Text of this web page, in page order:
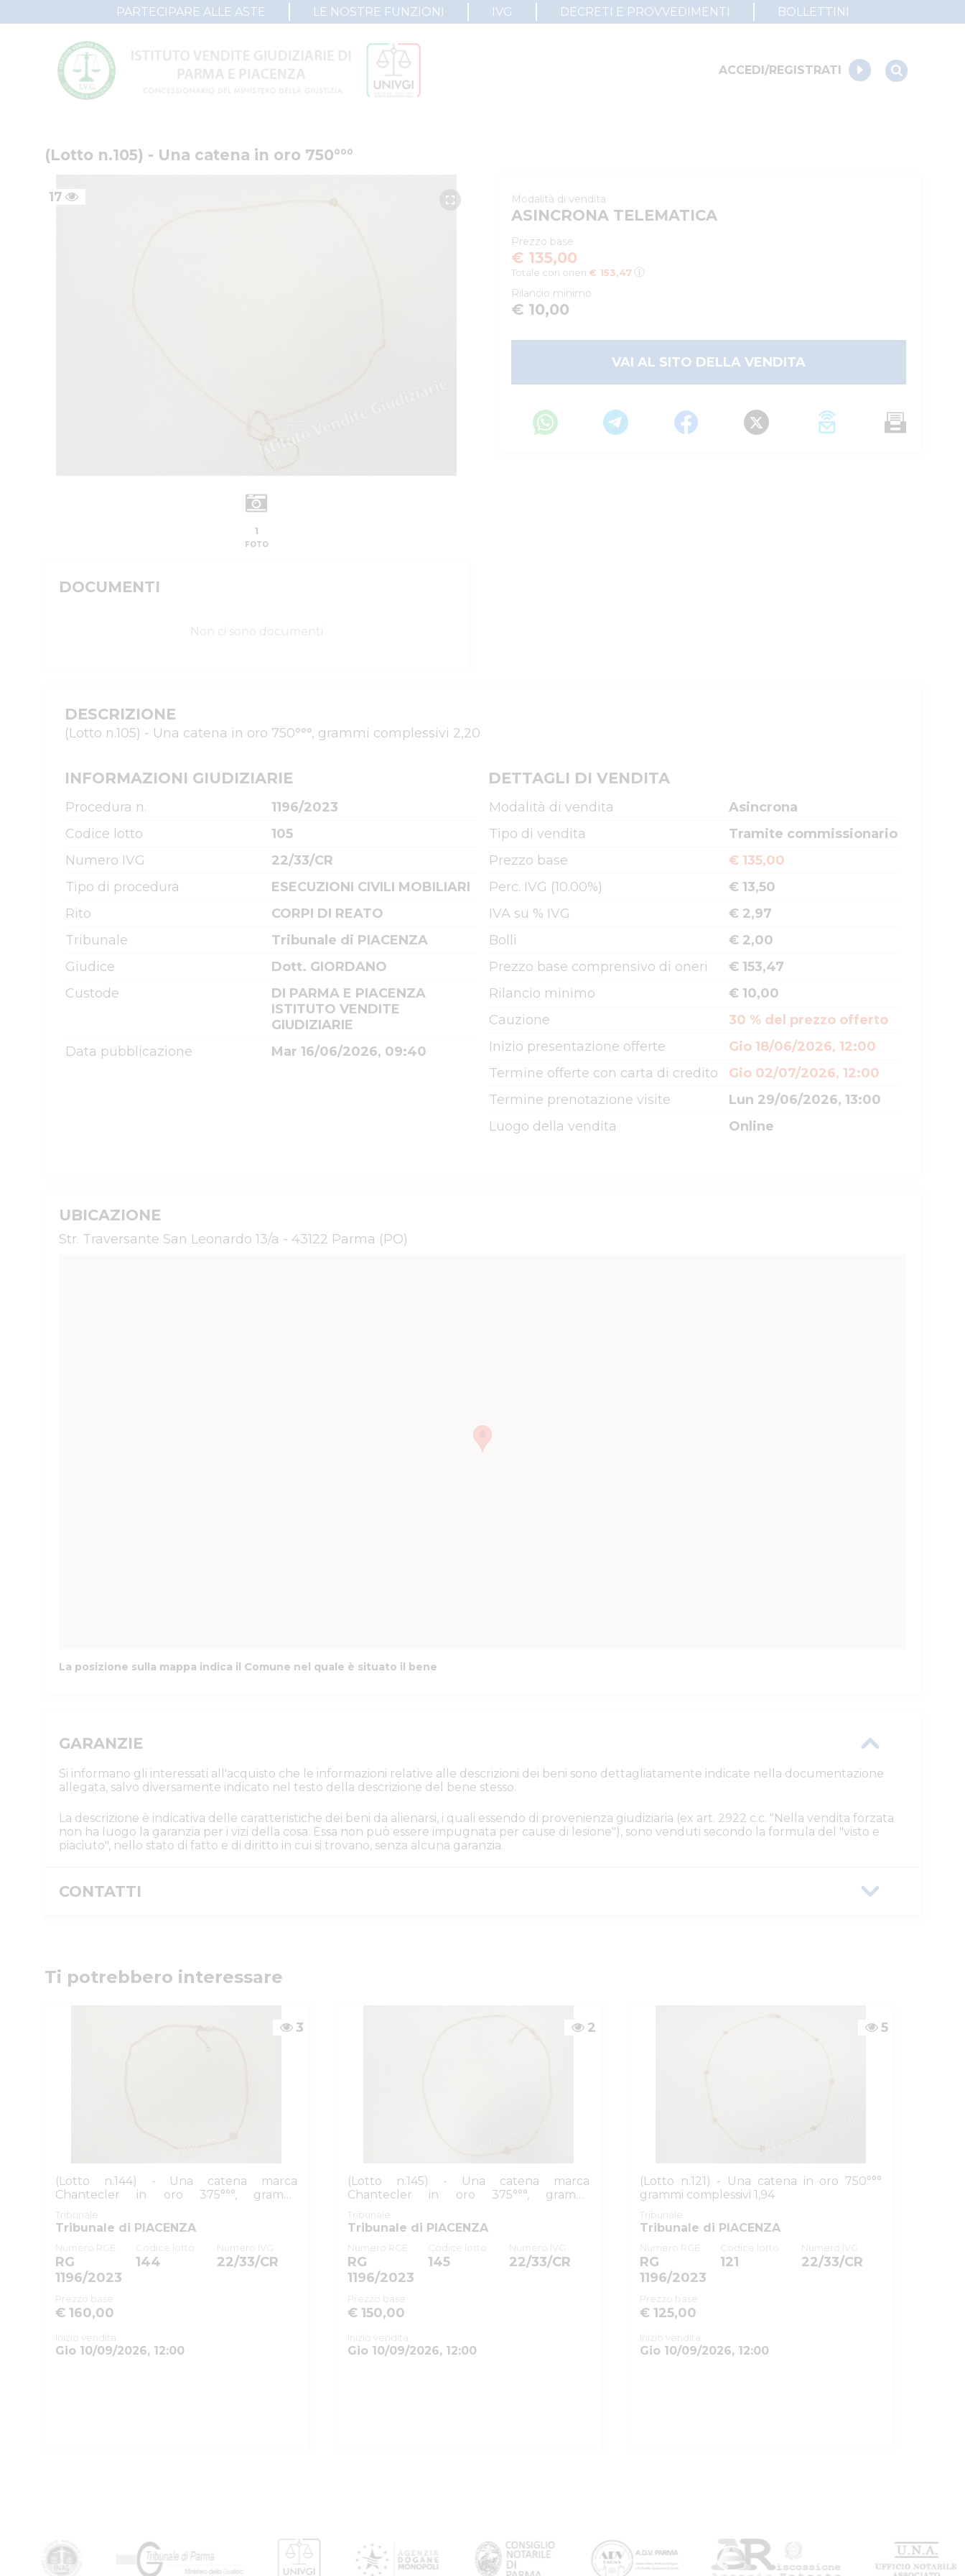
PARTECIPARE ALLE ASTE LE NOSTRE FUNZIONI IVG DECRETI E PROVVEDIMENTI BOLLETTINI
ACCEDI/REGISTRATI
(Lotto n.105) - Una catena in oro 750°°°
17
1
FOTO
DOCUMENTI
Non ci sono documenti
Modalità di vendita
ASINCRONA TELEMATICA
Prezzo base
€ 135,00
Totale con oneri:€ 153,47
Rilancio minimo
€ 10,00
VAI AL SITO DELLA VENDITA
DESCRIZIONE
(Lotto n.105) - Una catena in oro 750°°°, grammi complessivi 2,20
INFORMAZIONI GIUDIZIARIE
Procedura n.
1196/2023
Codice lotto
105
Numero IVG
22/33/CR
Tipo di procedura
ESECUZIONI CIVILI MOBILIARI
Rito
CORPI DI REATO
Tribunale
Tribunale di PIACENZA
Giudice
Dott. GIORDANO
Custode
DI PARMA E PIACENZA
ISTITUTO VENDITE
GIUDIZIARIE
Data pubblicazione
Mar 16/06/2026, 09:40
DETTAGLI DI VENDITA
Modalità di vendita
Asincrona
Tipo di vendita
Tramite commissionario
Prezzo base
€ 135,00
Perc. IVG (10.00%)
€ 13,50
IVA su % IVG
€ 2,97
Bolli
€ 2,00
Prezzo base comprensivo di oneri
€ 153,47
Rilancio minimo
€ 10,00
Cauzione
30 % del prezzo offerto
Inizio presentazione offerte
Gio 18/06/2026, 12:00
Termine offerte con carta di credito
Gio 02/07/2026, 12:00
Termine prenotazione visite
Lun 29/06/2026, 13:00
Luogo della vendita
Online
UBICAZIONE
Str. Traversante San Leonardo 13/a - 43122 Parma (PO)
La posizione sulla mappa indica il Comune nel quale è situato il bene
GARANZIE
Si informano gli interessati all'acquisto che le informazioni relative alle descrizioni dei beni sono dettagliatamente indicate nella documentazione
allegata, salvo diversamente indicato nel testo della descrizione del bene stesso.
La descrizione è indicativa delle caratteristiche dei beni da alienarsi, i quali essendo di provenienza giudiziaria (ex art. 2922 c.c. "Nella vendita forzata
non ha luogo la garanzia per i vizi della cosa. Essa non può essere impugnata per cause di lesione"), sono venduti secondo la formula del "visto e
piaciuto", nello stato di fatto e di diritto in cui si trovano, senza alcuna garanzia.
CONTATTI
Custode
DI PARMA E PIACENZA ISTITUTO VENDITE GIUDIZIARIE
Ti potrebbero interessare
3
(Lotto n.144) - Una catena marca
Chantecler in oro 375°°°, grammi
complessivi...
Tribunale
Tribunale di PIACENZA
Numero RGE
RG
1196/2023
Codice lotto
144
Numero IVG
22/33/CR
Prezzo base
€ 160,00
Inizio vendita
Gio 10/09/2026, 12:00
2
(Lotto n.145) - Una catena marca
Chantecler in oro 375°°°, grammi
complessivi...
Tribunale
Tribunale di PIACENZA
Numero RGE
RG
1196/2023
Codice lotto
145
Numero IVG
22/33/CR
Prezzo base
€ 150,00
Inizio vendita
Gio 10/09/2026, 12:00
5
(Lotto n.121) - Una catena in oro 750°°°
grammi complessivi 1,94
Tribunale
Tribunale di PIACENZA
Numero RGE
RG
1196/2023
Codice lotto
121
Numero IVG
22/33/CR
Prezzo base
€ 125,00
Inizio vendita
Gio 10/09/2026, 12:00